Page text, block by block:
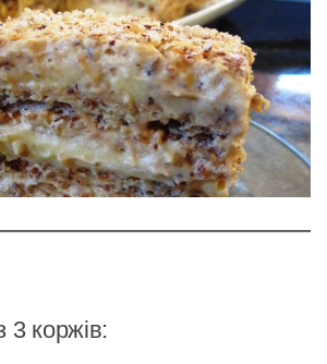
3 коржів: